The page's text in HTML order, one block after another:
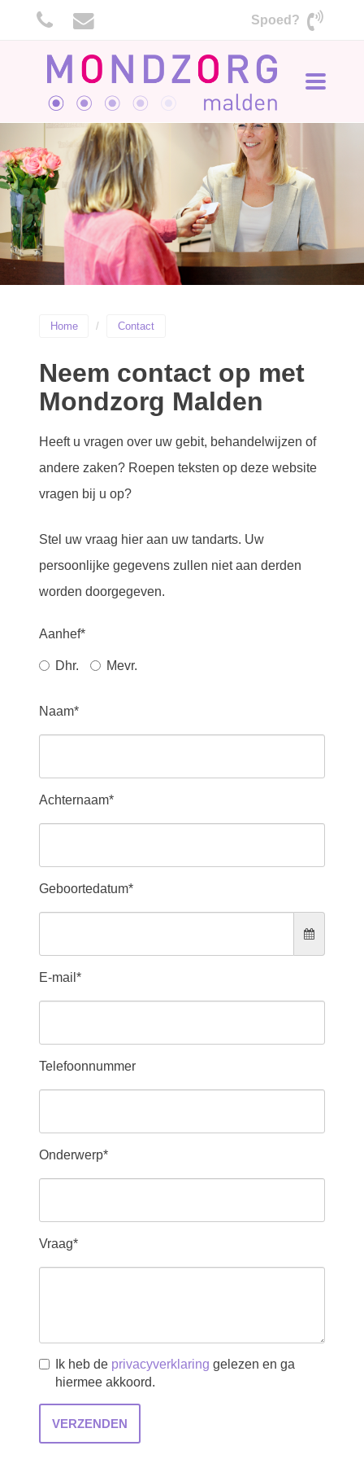
Spoed?
Toggle
Home Contact
Neem contact op met
Mondzorg Malden
Heeft u vragen over uw gebit, behandelwijzen of
andere zaken? Roepen teksten op deze website
vragen bij u op?
Stel uw vraag hier aan uw tandarts. Uw
persoonlijke gegevens zullen niet aan derden
worden doorgegeven.
Aanhef*
Dhr. Mevr.
Naam*
Achternaam*
Geboortedatum*
E-mail*
Telefoonnummer
Onderwerp*
Vraag*
Ik heb de privacyverklaring gelezen en ga
hiermee akkoord.
VERZENDEN